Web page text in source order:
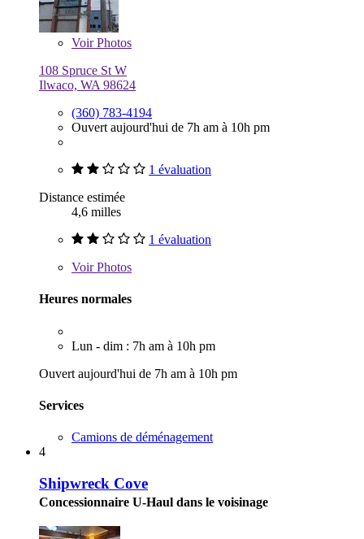
VoirPhotos
108 Spruce St W
Ilwaco, WA 98624
(360) 783-4194
Ouvert aujourd'hui de 7h am à 10h pm
1 évaluation
Distance estimée
4,6 milles
1 évaluation
VoirPhotos
Heures normales
Lun - dim : 7h am à 10h pm
Ouvert aujourd'hui de 7h am à 10h pm
Services
Camions de déménagement
4
Shipwreck Cove
Concessionnaire U-Haul dans le voisinage